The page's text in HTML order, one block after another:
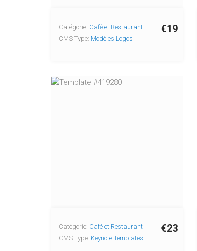
€19
Catégorie: Café et Restaurant
CMS Type: Modèles Logos
€23
Catégorie: Café et Restaurant
CMS Type: Keynote Templates